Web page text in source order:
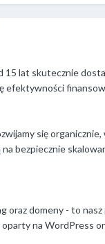
15 lat skutecznie
efektywności
się
bezpiecznie
oraz domeny - to
na WordPress